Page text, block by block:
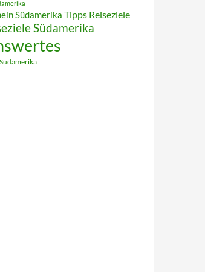
Südamerika Tipps Reiseziele
Südamerika